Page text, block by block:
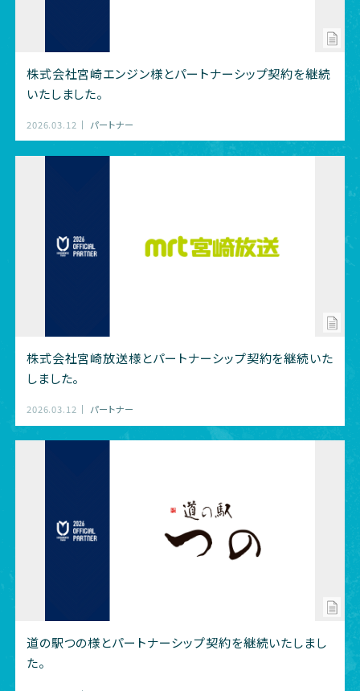
株式会社宮崎エンジン様とパートナーシップ契約を継続
いたしました。
2026.03.12 パートナー
株式会社宮崎放送様とパートナーシップ契約を継続いた
しました。
2026.03.12 パートナー
道の駅つの様とパートナーシップ契約を継続いたしまし
た。